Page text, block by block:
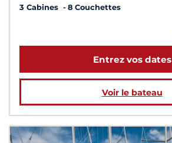
3 Cabines
8 Couchettes
Entrez vos dates
Voir le bateau